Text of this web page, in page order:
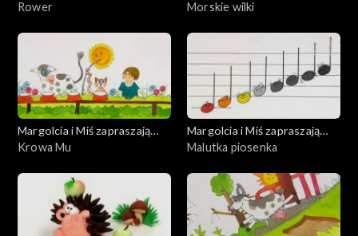
dziś
Rower
dziś
Morskie wilki
Margolcia i Miś zapraszają
dziś
Krowa Mu
Margolcia i Miś zapraszają
dziś
Malutka piosenka